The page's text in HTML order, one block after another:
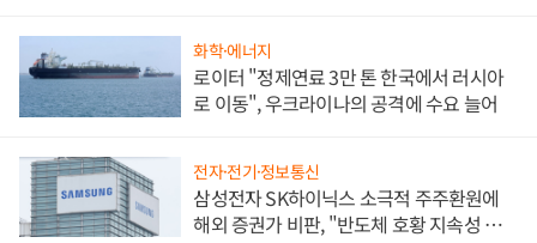
화학·에너지
로이터 "정제연료 3만 톤 한국에서 러시아
로 이동", 우크라이나의 공격에 수요 늘어
전자·전기·정보통신
삼성전자 SK하이닉스 소극적 주주환원에
해외 증권가 비판, "반도체 호황 지속성 의